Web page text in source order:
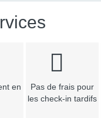
en
Pas de frais pour
les check-in tardifs